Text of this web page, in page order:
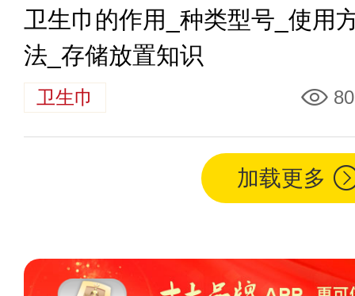
卫生巾的作用_种类型号_使用
法_存储放置知识
卫生巾
加载更多